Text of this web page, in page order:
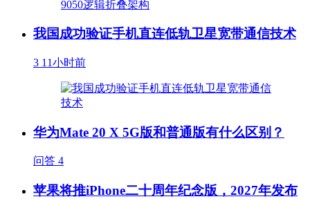
我国成功验证手机直连低轨卫星宽带通信技术
3 11小时前
华为Mate 20 X 5G版和普通版有什么区别？
问答 4
苹果将推iPhone二十周年纪念版，2027年发布